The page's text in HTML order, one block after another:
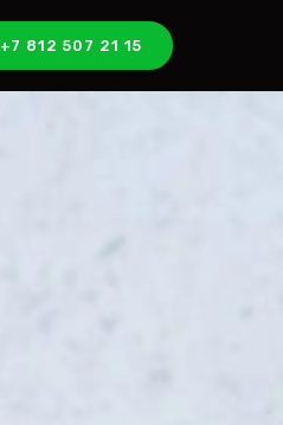
+7 812 507 21 15